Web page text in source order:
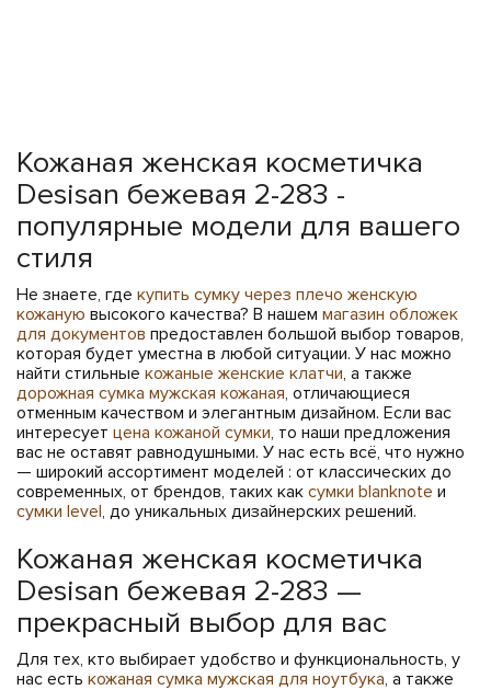
Кожаная женская косметичка
Desisan бежевая 2-283 -
популярные модели для вашего
стиля
Не знаете, где купить сумку через плечо женскую
кожаную высокого качества? В нашем магазин обложек
для документов предоставлен большой выбор товаров,
которая будет уместна в любой ситуации. У нас можно
найти стильные кожаные женские клатчи, а также
дорожная сумка мужская кожаная, отличающиеся
отменным качеством и элегантным дизайном. Если вас
интересует цена кожаной сумки, то наши предложения
вас не оставят равнодушными. У нас есть всё, что нужно
— широкий ассортимент моделей : от классических до
современных, от брендов, таких как сумки blanknote и
сумки level, до уникальных дизайнерских решений.
Кожаная женская косметичка
Desisan бежевая 2-283 —
прекрасный выбор для вас
Для тех, кто выбирает удобство и функциональность, у
нас есть кожаная сумка мужская для ноутбука, а также